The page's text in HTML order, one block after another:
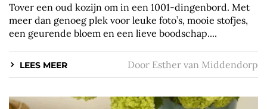
Tover een oud kozijn om in een 1001-dingenbord. Met
meer dan genoeg plek voor leuke foto’s, mooie stofjes,
een geurende bloem en een lieve boodschap....
LEES MEER Door Esther van Middendorp